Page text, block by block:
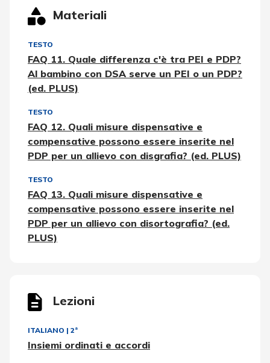
Materiali
TESTO
FAQ 11. Quale differenza c'è tra PEI e PDP?
Al bambino con DSA serve un PEI o un PDP?
(ed. PLUS)
TESTO
FAQ 12. Quali misure dispensative e
compensative possono essere inserite nel
PDP per un allievo con disgrafia? (ed. PLUS)
TESTO
FAQ 13. Quali misure dispensative e
compensative possono essere inserite nel
PDP per un allievo con disortografia? (ed.
PLUS)
Lezioni
ITALIANO | 2ª
Insiemi ordinati e accordi